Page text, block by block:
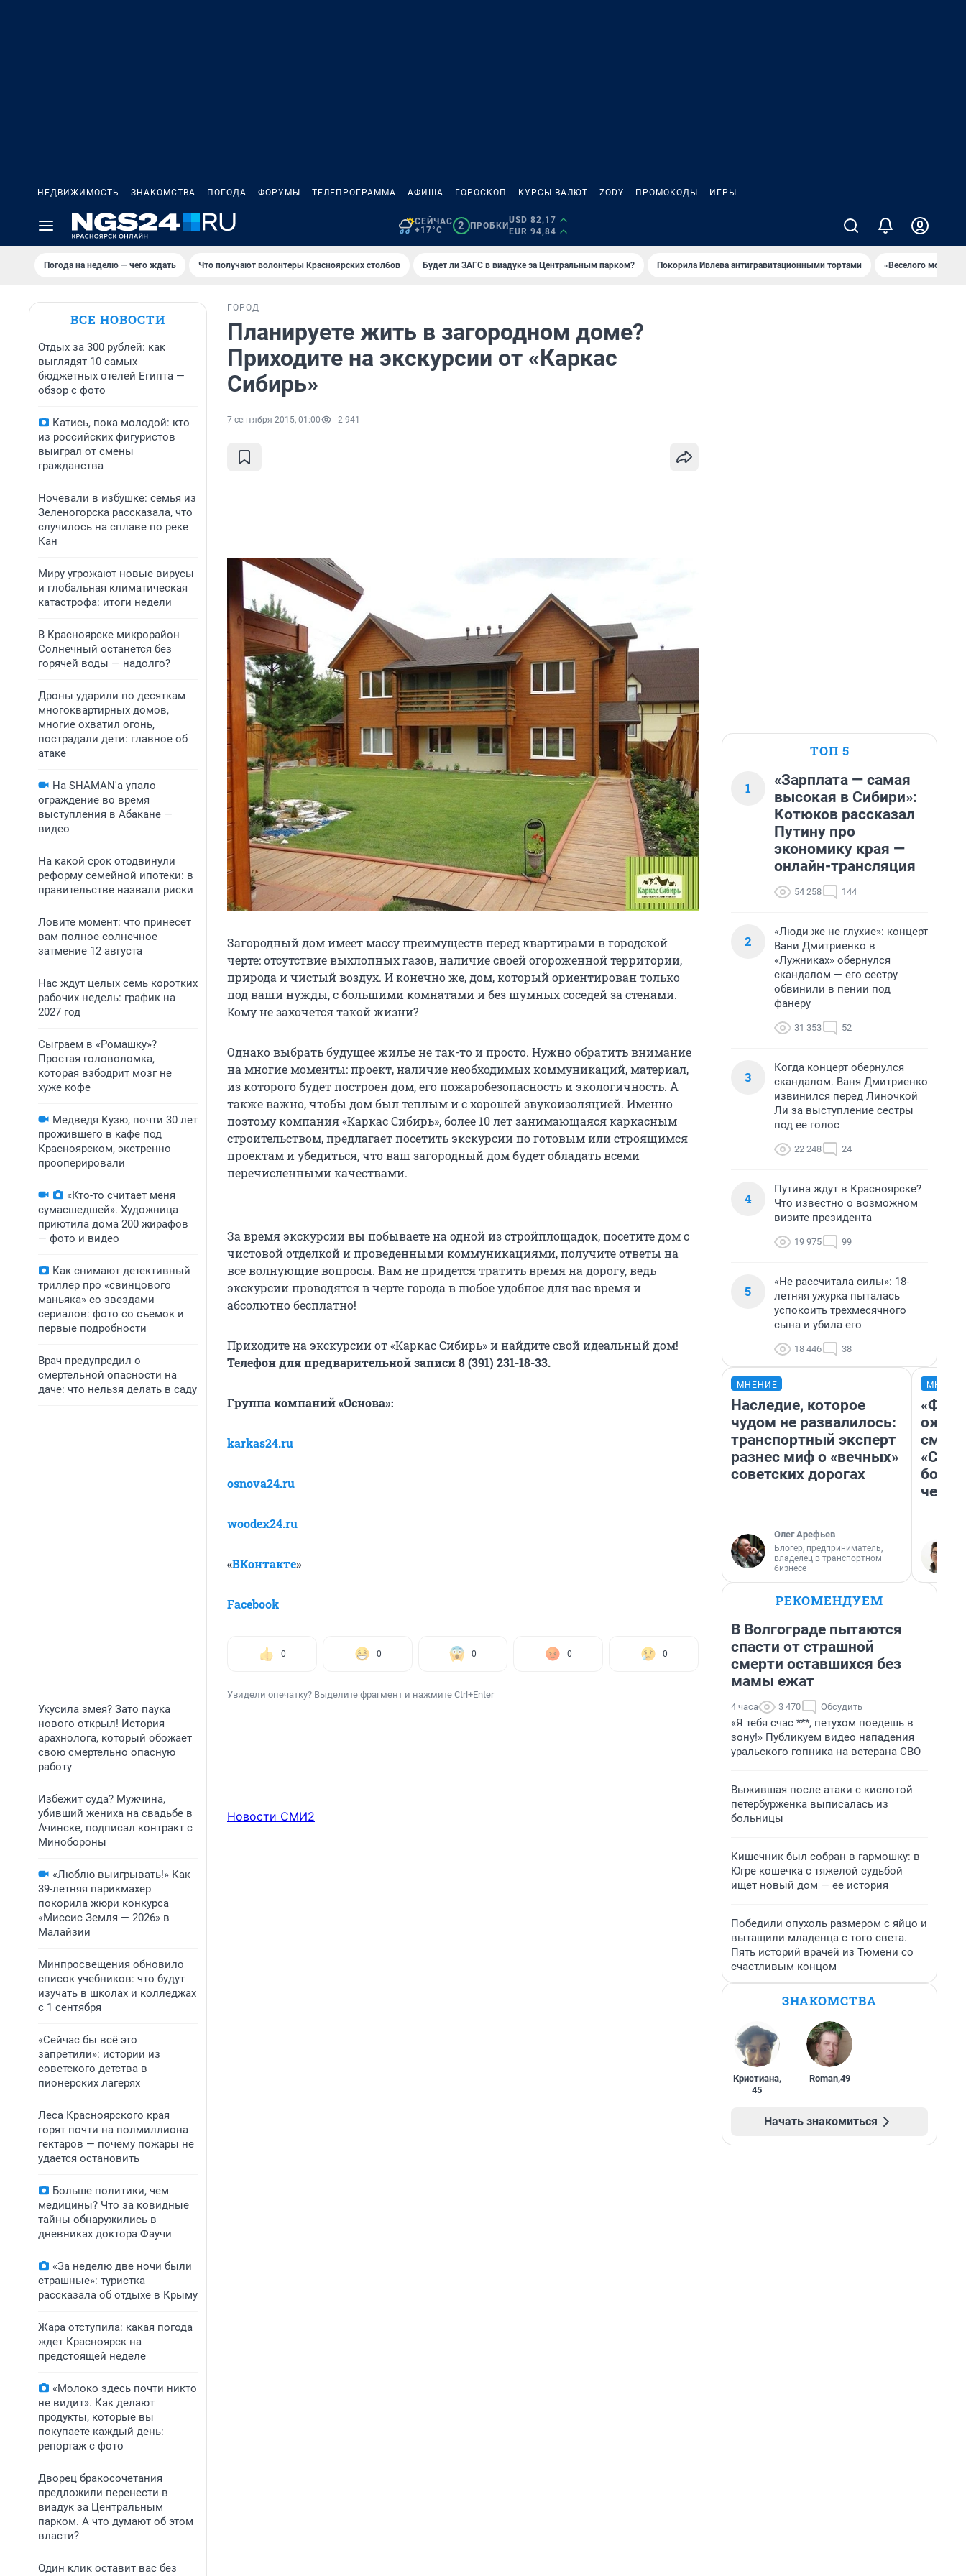
НЕДВИЖИМОСТЬ ЗНАКОМСТВА ПОГОДА ФОРУМЫ ТЕЛЕПРОГРАММА АФИША ГОРОСКОП КУРСЫ ВАЛЮТ ZODY ПРОМОКОДЫ ИГРЫ
СЕЙЧАС
+17°C
2 ПРОБКИ
USD 82,17
EUR 94,84
Погода на неделю — чего ждать Что получают волонтеры Красноярских столбов Будет ли ЗАГС в виадуке за Центральным парком? Покорила Ивлева антигравитационными тортами «Веселого
ВСЕ НОВОСТИ
Отдых за 300 рублей: как
выглядят 10 самых
бюджетных отелей Египта —
обзор с фото
Катись, пока молодой: кто
из российских фигуристов
выиграл от смены
гражданства
Ночевали в избушке: семья из
Зеленогорска рассказала, что
случилось на сплаве по реке
Кан
Миру угрожают новые вирусы
и глобальная климатическая
катастрофа: итоги недели
В Красноярске микрорайон
Солнечный останется без
горячей воды — надолго?
Дроны ударили по десяткам
многоквартирных домов,
многие охватил огонь,
пострадали дети: главное об
атаке
На SHAMAN'а упало
ограждение во время
выступления в Абакане —
видео
На какой срок отодвинули
реформу семейной ипотеки: в
правительстве назвали риски
Ловите момент: что принесет
вам полное солнечное
затмение 12 августа
Нас ждут целых семь коротких
рабочих недель: график на
2027 год
Сыграем в «Ромашку»?
Простая головоломка,
которая взбодрит мозг не
хуже кофе
Медведя Кузю, почти 30 лет
прожившего в кафе под
Красноярском, экстренно
прооперировали
«Кто-то считает меня
сумасшедшей». Художница
приютила дома 200 жирафов
— фото и видео
Как снимают детективный
триллер про «свинцового
маньяка» со звездами
сериалов: фото со съемок и
первые подробности
Врач предупредил о
смертельной опасности на
даче: что нельзя делать в саду
Укусила змея? Зато паука
нового открыл! История
арахнолога, который обожает
свою смертельно опасную
работу
Избежит суда? Мужчина,
убивший жениха на свадьбе в
Ачинске, подписал контракт с
Минобороны
«Люблю выигрывать!» Как
39-летняя парикмахер
покорила жюри конкурса
«Миссис Земля — 2026» в
Малайзии
Минпросвещения обновило
список учебников: что будут
изучать в школах и колледжах
с 1 сентября
«Сейчас бы всё это
запретили»: истории из
советского детства в
пионерских лагерях
Леса Красноярского края
горят почти на полмиллиона
гектаров — почему пожары не
удается остановить
Больше политики, чем
медицины? Что за ковидные
тайны обнаружились в
дневниках доктора Фаучи
«За неделю две ночи были
страшные»: туристка
рассказала об отдыхе в Крыму
Жара отступила: какая погода
ждет Красноярск на
предстоящей неделе
«Молоко здесь почти никто
не видит». Как делают
продукты, которые вы
покупаете каждый день:
репортаж с фото
Дворец бракосочетания
предложили перенести в
виадук за Центральным
парком. А что думают об этом
власти?
Один клик оставит вас без
ГОРОД
Планируете жить в загородном доме?
Приходите на экскурсии от «Каркас
Сибирь»
7 сентября 2015, 01:00 2 941
Загородный дом имеет массу преимуществ перед квартирами в городской
черте: отсутствие выхлопных газов, наличие своей огороженной территории,
природа и чистый воздух. И конечно же, дом, который ориентирован только
под ваши нужды, с большими комнатами и без шумных соседей за стенами.
Кому не захочется такой жизни?
Однако выбрать будущее жилье не так-то и просто. Нужно обратить внимание
на многие моменты: проект, наличие необходимых коммуникаций, материал,
из которого будет построен дом, его пожаробезопасность и экологичность. А
также важно, чтобы дом был теплым и с хорошей звукоизоляцией. Именно
поэтому компания «Каркас Сибирь», более 10 лет занимающаяся каркасным
строительством, предлагает посетить экскурсии по готовым или строящимся
проектам и убедиться, что ваш загородный дом будет обладать всеми
перечисленными качествами.
За время экскурсии вы побываете на одной из стройплощадок, посетите дом с
чистовой отделкой и проведенными коммуникациями, получите ответы на
все волнующие вопросы. Вам не придется тратить время на дорогу, ведь
экскурсии проводятся в черте города в любое удобное для вас время и
абсолютно бесплатно!
Приходите на экскурсии от «Каркас Сибирь» и найдите свой идеальный дом!
Телефон для предварительной записи 8 (391) 231-18-33.
Группа компаний «Основа»:
karkas24.ru
osnova24.ru
woodex24.ru
«ВКонтакте»
Facebook
0 0 0 0 0
Увидели опечатку? Выделите фрагмент и нажмите Ctrl+Enter
Новости СМИ2
ТОП 5
1
«Зарплата — самая
высокая в Сибири»:
Котюков рассказал
Путину про
экономику края —
онлайн-трансляция
54 258 144
2
«Люди же не глухие»: концерт
Вани Дмитриенко в
«Лужниках» обернулся
скандалом — его сестру
обвинили в пении под
фанеру
31 353 52
3
Когда концерт обернулся
скандалом. Ваня Дмитриенко
извинился перед Линочкой
Ли за выступление сестры
под ее голос
22 248 24
4
Путина ждут в Красноярске?
Что известно о возможном
визите президента
19 975 99
5
«Не рассчитала силы»: 18-
летняя ужурка пыталась
успокоить трехмесячного
сына и убила его
18 446 38
МНЕНИЕ
Наследие, которое
чудом не развалилось:
транспортный эксперт
разнес миф о «вечных»
советских дорогах
Олег Арефьев
Блогер, предприниматель,
владелец в транспортном
бизнесе
РЕКОМЕНДУЕМ
В Волгограде пытаются
спасти от страшной
смерти оставшихся без
мамы ежат
4 часа 3 470 Обсудить
«Я тебя счас ***, петухом поедешь в
зону!» Публикуем видео нападения
уральского гопника на ветерана СВО
Выжившая после атаки с кислотой
петербурженка выписалась из
больницы
Кишечник был собран в гармошку: в
Югре кошечка с тяжелой судьбой
ищет новый дом — ее история
Победили опухоль размером с яйцо и
вытащили младенца с того света.
Пять историй врачей из Тюмени со
счастливым концом
ЗНАКОМСТВА
Кристиана,
45
Roman,49
Начать знакомиться